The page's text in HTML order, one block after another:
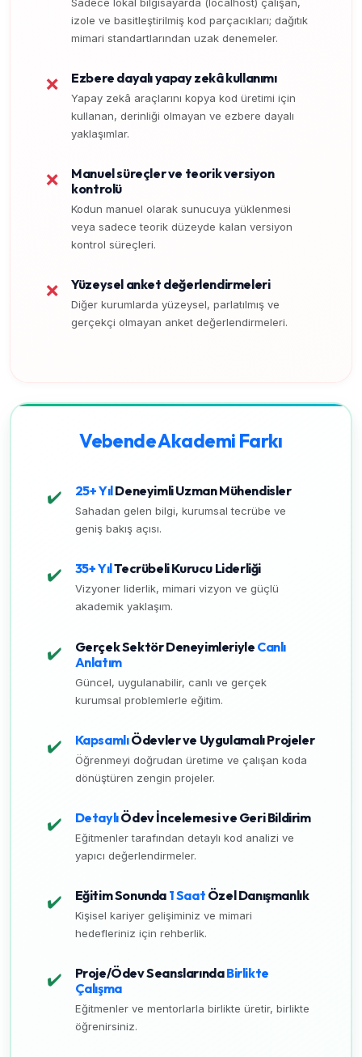
izole ve basitleştirilmiş kod parçacıkları; dağıtık
mimari standartlarından uzak denemeler.
❌ Ezbere dayalı yapay zekâ kullanımı
Yapay zekâ araçlarını kopya kod üretimi için
kullanan, derinliği olmayan ve ezbere dayalı
yaklaşımlar.
❌
Manuel süreçler ve teorik versiyon
kontrolü
Kodun manuel olarak sunucuya yüklenmesi
veya sadece teorik düzeyde kalan versiyon
kontrol süreçleri.
❌ Yüzeysel anket değerlendirmeleri
Diğer kurumlarda yüzeysel, parlatılmış ve
gerçekçi olmayan anket değerlendirmeleri.
Vebende Akademi Farkı
✔️ 25+ YılDeneyimli Uzman Mühendisler
Sahadan gelen bilgi, kurumsal tecrübe ve
geniş bakış açısı.
✔️ 35+ YılTecrübeli Kurucu Liderliği
Vizyoner liderlik, mimari vizyon ve güçlü
akademik yaklaşım.
✔️ Gerçek Sektör Deneyimleriyle Canlı
Anlatım
Güncel, uygulanabilir, canlı ve gerçek
kurumsal problemlerle eğitim.
✔️ KapsamlıÖdevler ve Uygulamalı Projeler
Öğrenmeyi doğrudan üretime ve çalışan koda
dönüştüren zengin projeler.
✔️ DetaylıÖdev İncelemesi ve Geri Bildirim
Eğitmenler tarafından detaylı kod analizi ve
yapıcı değerlendirmeler.
✔️ Eğitim Sonunda 1 Saat Özel Danışmanlık
Kişisel kariyer gelişiminiz ve mimari
hedefleriniz için rehberlik.
✔️ Proje/Ödev SeanslarındaBirlikte
Çalışma
Eğitmenler ve mentorlarla birlikte üretir, birlikte
öğrenirsiniz.